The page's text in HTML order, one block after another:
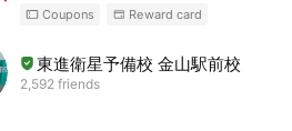
Coupons Reward card
東進衛星予備校 金山駅前校
2,592 friends